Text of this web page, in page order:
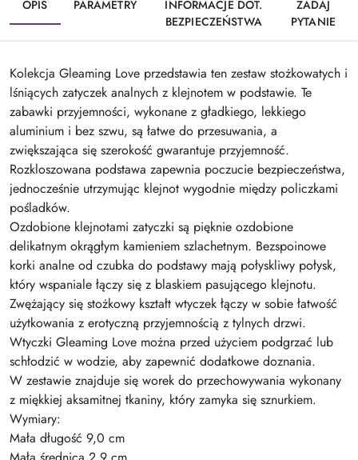
OPIS PARAMETRY
INFORMACJE DOT.
BEZPIECZEŃSTWA
ZADAJ
PYTANIE
Kolekcja Gleaming Love przedstawia ten zestaw stożkowatych i
lśniących zatyczek analnych z klejnotem w podstawie. Te
zabawki przyjemności, wykonane z gładkiego, lekkiego
aluminium i bez szwu, są łatwe do przesuwania, a
zwiększająca się szerokość gwarantuje przyjemność.
Rozkloszowana podstawa zapewnia poczucie bezpieczeństwa,
jednocześnie utrzymując klejnot wygodnie między policzkami
pośladków.
Ozdobione klejnotami zatyczki są pięknie ozdobione
delikatnym okrągłym kamieniem szlachetnym. Bezspoinowe
korki analne od czubka do podstawy mają połyskliwy połysk,
który wspaniale łączy się z blaskiem pasującego klejnotu.
Zwężający się stożkowy kształt wtyczek łączy w sobie łatwość
użytkowania z erotyczną przyjemnością z tylnych drzwi.
Wtyczki Gleaming Love można przed użyciem podgrzać lub
schłodzić w wodzie, aby zapewnić dodatkowe doznania.
W zestawie znajduje się worek do przechowywania wykonany
z miękkiej aksamitnej tkaniny, który zamyka się sznurkiem.
Wymiary:
Mała długość 9,0 cm